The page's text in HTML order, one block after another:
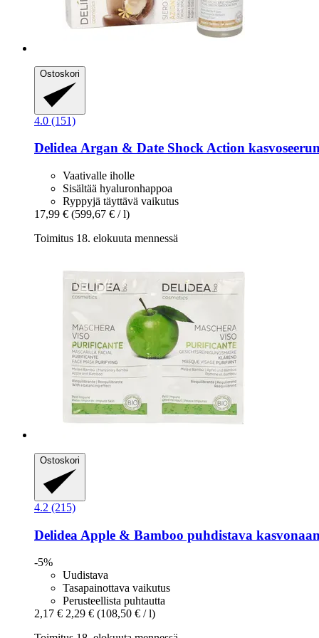
Ostoskori
4.0 (151)
DelideaArgan & Date Shock Action
Vaativalle iholle
Sisältää hyaluronhappoa
Ryppyjä täyttävä vaikutus
17,99 € (599,67 € / l)
Toimitus 18. elokuuta mennessä
Ostoskori
4.2 (215)
Delidea Apple & Bamboo puhdistava
-5%
Uudistava
Tasapainottava vaikutus
Perusteellista puhtautta
2,17 € 2,29 € (108,50 € / l)